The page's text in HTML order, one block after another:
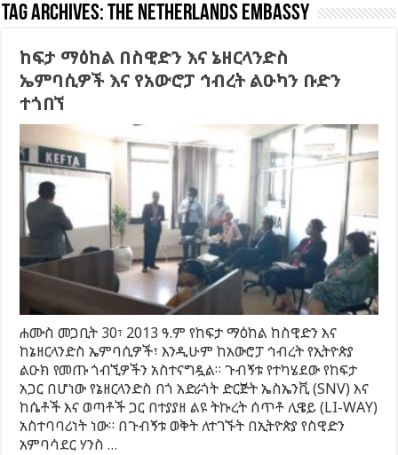
Tag Archives:the Netherlands Embassy
ከፍታ ማዕከል በስዊድን እና ኔዘርላንድስ
ኤምባሲዎች እና የአውሮፓ ኅብረት ልዑካን ቡድን
ተጎበኘ
ሐሙስ መጋቢት 30፣ 2013 ዓ.ም የከፍታ ማዕከል ከስዊድን እና
ከኔዘርላንድስ ኤምባሲዎች፣ እንዲሁም ከአውሮፓ ኅብረት የኢትዮጵያ
ልዑክ የመጡ ጎብኚዎችን አስተናግዷል። ጉብኝቱ የተካሄደው የከፍታ
አጋር በሆነው የኔዘርላንድስ በጎ አድራጎት ድርጅት ኤስኤንቪ (SNV) እና
ከሴቶች እና ወጣቶች ጋር በተያያዘ ልዩ ትኩረት ሰጥቶ ሊዌይ (LI-WAY)
አስተባባሪነት ነው። በጉብኝቱ ወቅት ለተገኙት በኢትዮጵያ የስዊድን
አምባሳደር ሃንስ …